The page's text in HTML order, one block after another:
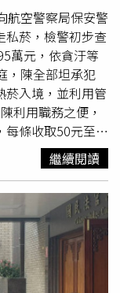
航空警察局保安警
私菸，檢警初步查
萬元，依貪汙等
，陳全部坦承犯
菸入境，並利用管
利用職務之便，
每條收取50元至
，陳男全部坦承犯
未列出的其他次，
，詳細內容因過了
，陳男辯護人希望
，得酌量減輕其
得不適用，詢問
。另辯護人提出
後再提出聲請。
繼續閱讀